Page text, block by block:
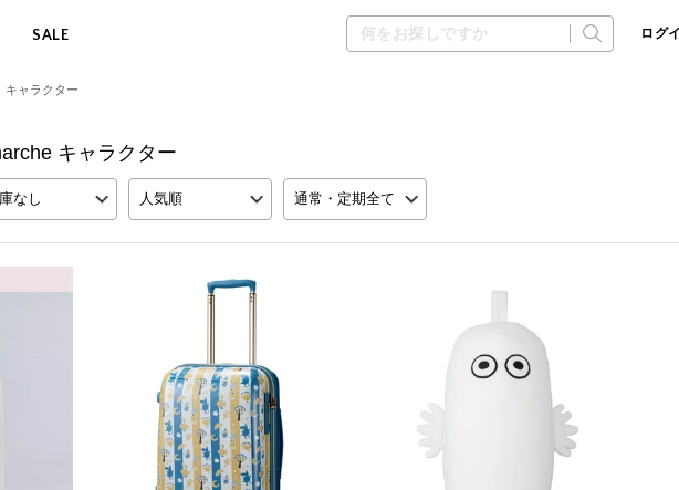
SALE ログ
キャラクター
キャラクター
なし 人気順 通常・定期全て